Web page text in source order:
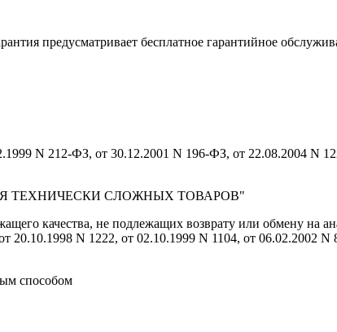
предусматривает бесплатное гарантийное
N 212-ФЗ, от 30.12.2001 N 196-ФЗ, от 22.08.2004 N
ТЕХНИЧЕСКИ СЛОЖНЫХ ТОВАРОВ"
качества, не подлежащих возврату или обмену на
N 1222, от 02.10.1999 N 1104, от 06.02.2002 N
способом